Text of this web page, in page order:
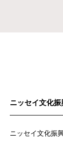
ニッセイ文化
ニッセイ文化振